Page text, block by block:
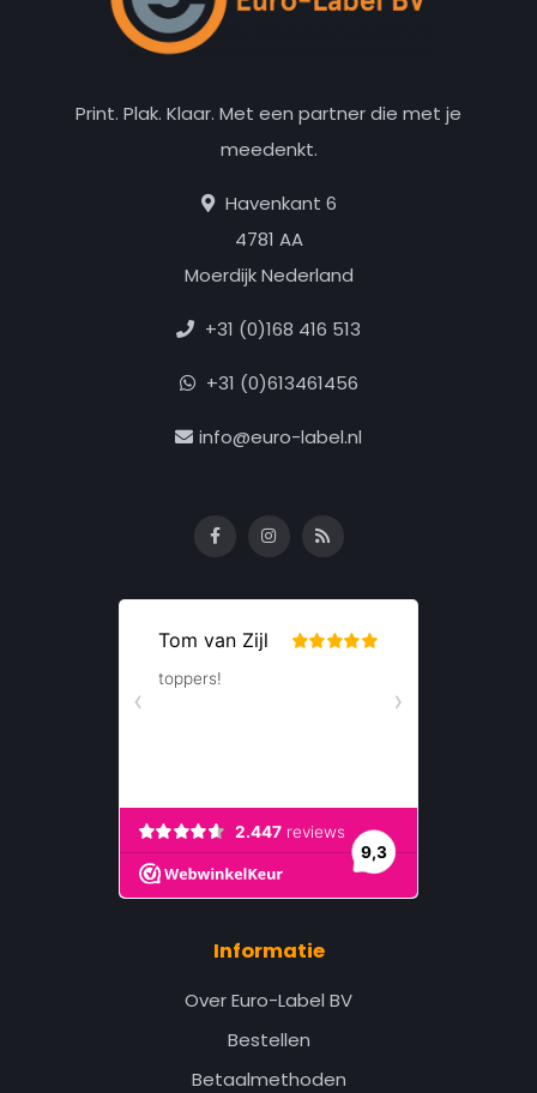
Print. Plak. Klaar. Met een partner die met je
meedenkt.
Havenkant 6
4781 AA
Moerdijk Nederland
+31 (0)168 416 513
+31 (0)613461456
info@euro-label.nl
Informatie
Over Euro-Label BV
Bestellen
Betaalmethoden